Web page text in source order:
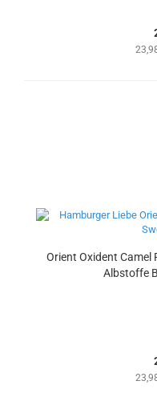
Orient Oxident Camel
Albstoffe